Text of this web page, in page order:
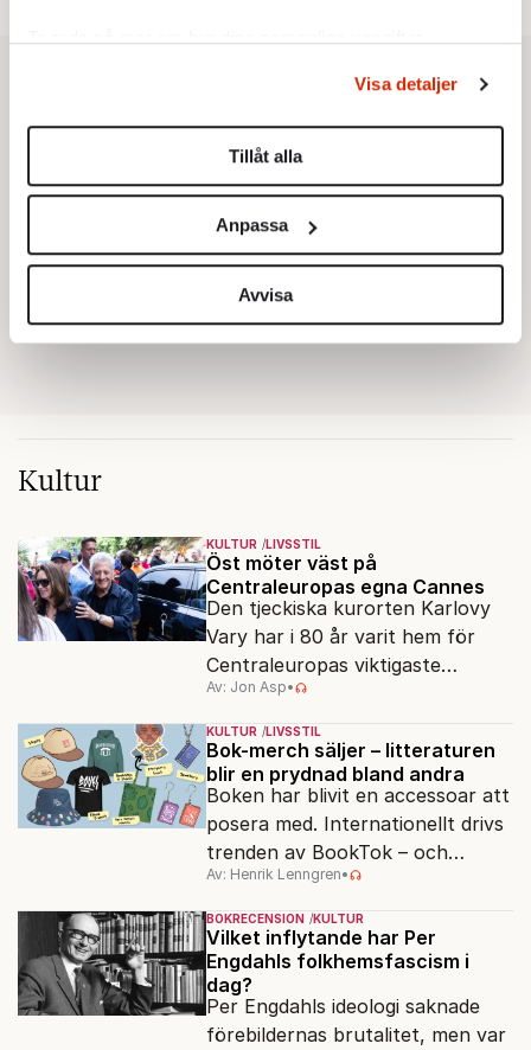
Du kan ändra eller dra tillbaka ditt samtycke när som
helst från cookie-förklaringen.
Vi använder enhetsidentifierare för att anpassa innehållet
för sociala medier och analysera vår trafik. Vi
vidarebefordrar även sådana identifierare och annan
information från din enhet till de sociala medier och
annons- och analysföretag som vi samarbetar med.
Dessa kan i sin tur kombinera informationen med annan
Visa detaljer
Tillåt alla
Anpassa
Avvisa
Kultur
KULTUR LIVSSTIL
Öst möter väst på
Centraleuropas egna Cannes
Den tjeckiska kurorten Karlovy
Vary har i 80 år varit hem för
Centraleuropas viktigaste
filmfestival – en plats där
Hollywoodglans möter
egensinnighet.
Av: Jon Asp•
KULTUR LIVSSTIL
Bok-merch säljer – litteraturen
blir en prydnad bland andra
Boken har blivit en accessoar att
posera med. Internationellt drivs
trenden av BookTok – och
förlagen följer efter.
Av: Henrik Lenngren•
BOKRECENSION KULTUR
Vilket inflytande har Per
Engdahls folkhemsfascism i
dag?
Per Engdahls ideologi saknade
förebildernas brutalitet, men var